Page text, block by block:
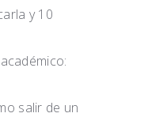
y 10
salir de un